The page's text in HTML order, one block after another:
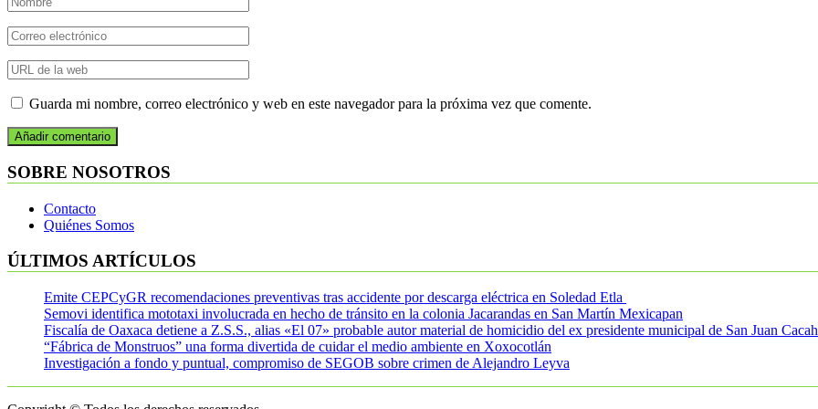
Guarda mi nombre, correo electrónico y web en este navegador para la próxima vez que comente.
SOBRE NOSOTROS
Contacto
Quiénes Somos
ÚLTIMOS ARTÍCULOS
Emite CEPCyGR recomendaciones preventivas tras accidente por descarga eléctrica en Soledad Etla
Semovi identifica mototaxi involucrada en hecho de tránsito en la colonia Jacarandas en San Martín Mexicapan
Fiscalía de Oaxaca detiene a Z.S.S., alias «El 07» probable autor material de homicidio del ex presidente municipal de San Juan
“Fábrica de Monstruos” una forma divertida de cuidar el medio ambiente en Xoxocotlán
Investigación a fondo y puntual, compromiso de SEGOB sobre crimen de Alejandro Leyva